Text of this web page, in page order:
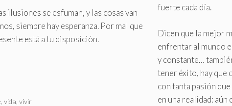
ilusiones se esfuman, y las cosas van
siempre hay esperanza. Por mal que
está a tu disposición.
,vida ,vivir
fuerte cada día.
Dicen que la mejor
enfrentar al mundo
y constante…
tener éxito, hay que
con tanta pasión
en una realidad: aún